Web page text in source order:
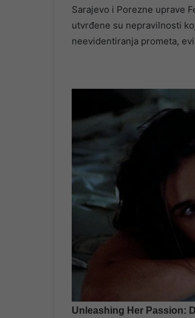
Sarajevo i Porezne uprave
utvrđene su nepravilnosti
neevidentiranja prometa,